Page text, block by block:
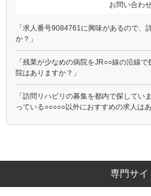
お問い合わ
「求人番号9084761に興味があるので、
か？」
「残業が少なめの病院をJR○○線の沿線
院はありますか？」
「訪問リハビリの募集を都内で探してい
っている○○○○○以外におすすめの求人はあ
専門サイ